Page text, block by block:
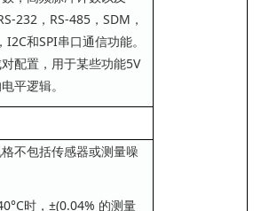
232，RS-485，SDM，
I2C和SPI串口通信功能。
配置，用于某些功能5V
平逻辑。
不包括传感器或测量噪
时，±(0.04% 的测量